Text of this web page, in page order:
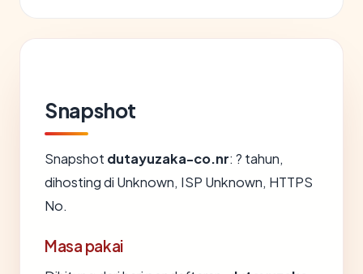
Snapshot
Snapshot dutayuzaka-co.nr: ? tahun,
dihosting di Unknown, ISP Unknown, HTTPS
No.
Masa pakai